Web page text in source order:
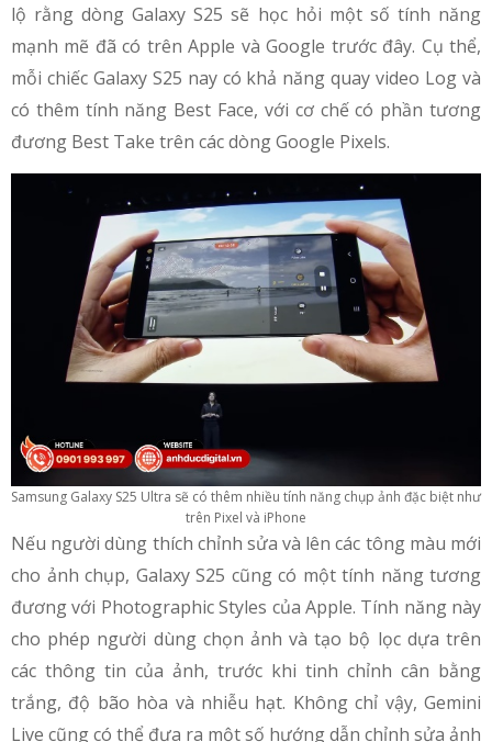
lộ rằng dòng Galaxy S25 sẽ học hỏi một số tính năng
mạnh mẽ đã có trên Apple và Google trước đây. Cụ thể,
mỗi chiếc Galaxy S25 nay có khả năng quay video Log và
có thêm tính năng Best Face, với cơ chế có phần tương
đương Best Take trên các dòng Google Pixels.
Samsung Galaxy S25 Ultra sẽ có thêm nhiều tính năng chụp ảnh đặc biệt như
trên Pixel và iPhone
Nếu người dùng thích chỉnh sửa và lên các tông màu mới
cho ảnh chụp, Galaxy S25 cũng có một tính năng tương
đương với Photographic Styles của Apple. Tính năng này
cho phép người dùng chọn ảnh và tạo bộ lọc dựa trên
các thông tin của ảnh, trước khi tinh chỉnh cân bằng
trắng, độ bão hòa và nhiễu hạt. Không chỉ vậy, Gemini
Live cũng có thể đưa ra một số hướng dẫn chỉnh sửa ảnh